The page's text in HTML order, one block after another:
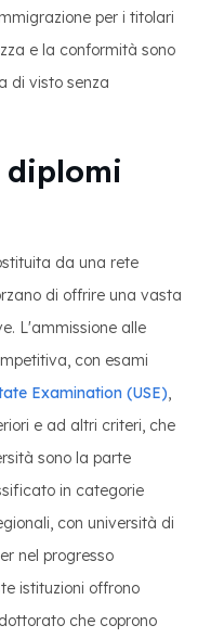
per i titolari
e la conformità sono
di visto senza
diplomi
da una rete
di offrire una vasta
L'ammissione alle
con esami
Examination (USE),
e ad altri criteri, che
sono la parte
in categorie
con università di
nel progresso
istituzioni offrono
che coprono